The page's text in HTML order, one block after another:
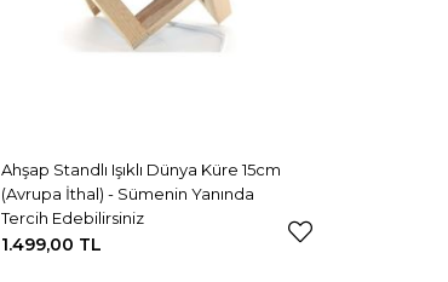
Ahşap Standlı Işıklı Dünya Küre 15cm
(Avrupa İthal) - Sümenin Yanında
Tercih Edebilirsiniz
1.499,00 TL